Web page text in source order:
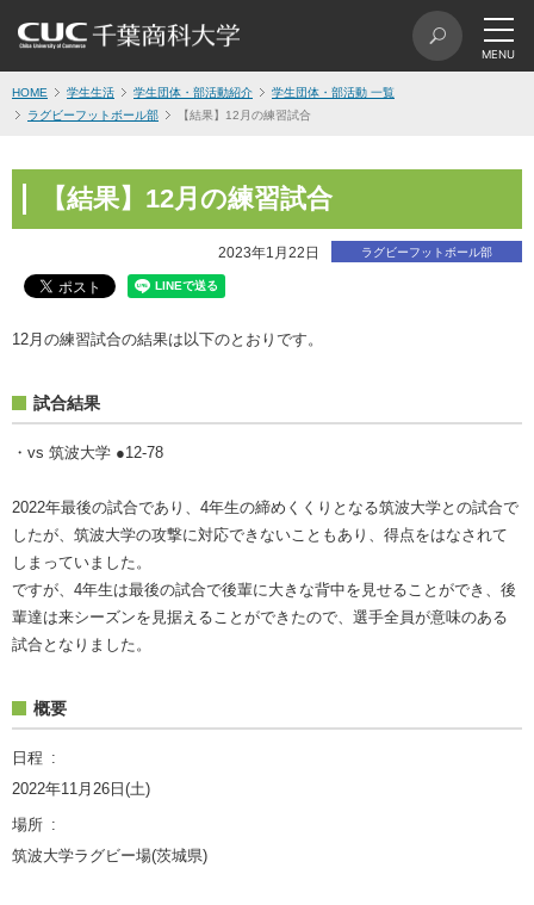
HOME 学生生活 学生団体・部活動紹介
学生団体・部活動 一覧
ラグビーフットボール部
【結果】12月の練習試合
【結果】12月の練習試合
ラグビーフットボール部
2023年1月22日
12月の練習試合の結果は以下のとおりです。
試合結果
・vs 筑波大学 ●12-78
2022年最後の試合であり、4年生の締めくくりとなる筑波大学との試合で
したが、筑波大学の攻撃に対応できないこともあり、得点をはなされて
しまっていました。
ですが、4年生は最後の試合で後輩に大きな背中を見せることができ、後
輩達は来シーズンを見据えることができたので、選手全員が意味のある
試合となりました。
概要
日程
2022年11月26日(土)
場所
筑波大学ラグビー場(茨城県)